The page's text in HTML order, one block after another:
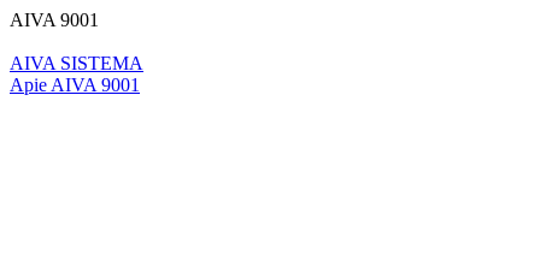
AIVA 9001
AIVA SISTEMA
Apie AIVA 9001